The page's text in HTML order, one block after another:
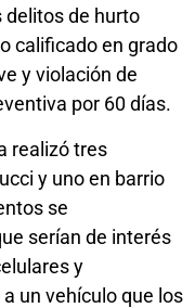
delitos de hurto
calificado en grado
y violación de
por 60 días.
realizó tres
y uno en barrio
se
serían de interés
y
un vehículo que los